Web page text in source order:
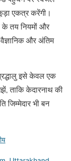
एकत्र करेंगी।
के तय नियमों और
और अंतिम
इसे केवल एक
ताकि केदारनाथ की
जिम्मेदार भी बन